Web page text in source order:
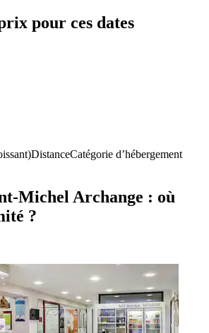
pour ces dates
DistanceCatégorie d’hébergement
Michel Archange : où
?